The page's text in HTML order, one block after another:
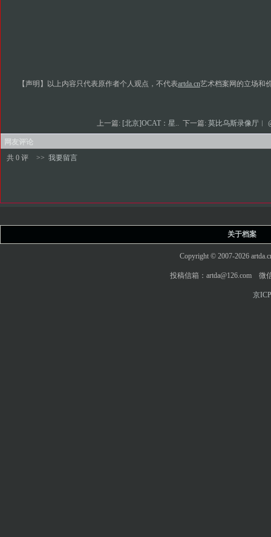
【声明】以上内容只代表原作者个人观点，不代表artda.cn艺术档案网的立场和
上一篇: [北京]OCAT：星.. 下一篇:莫比乌斯录像厅︱
网友评论
共 0 评
>> 我要留言
关于档案
Copyright © 2007-2026
投稿信箱：artda@126.com 微
京